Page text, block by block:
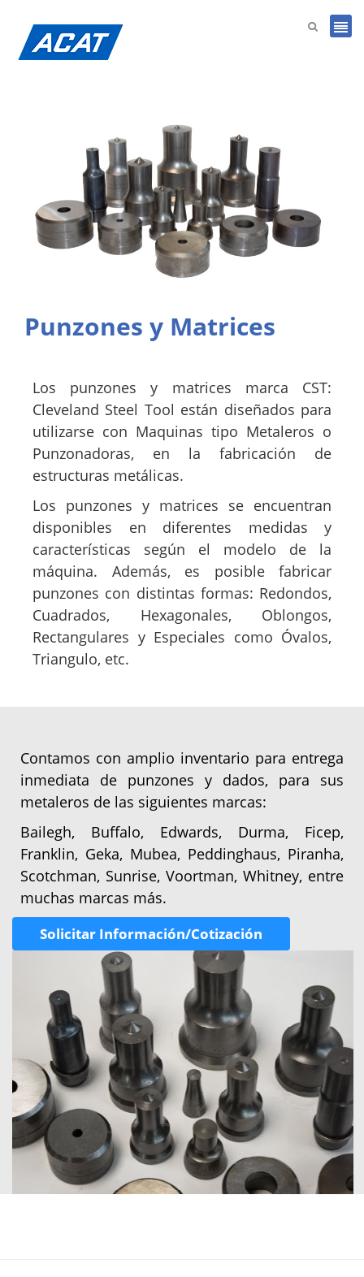
Punzones y Matrices
Los punzones y matrices marca CST:
Cleveland Steel Tool están diseñados para
utilizarse con Maquinas tipo Metaleros o
Punzonadoras, en la fabricación de
estructuras metálicas.
Los punzones y matrices se encuentran
disponibles en diferentes medidas y
características según el modelo de la
máquina. Además, es posible fabricar
punzones con distintas formas: Redondos,
Cuadrados, Hexagonales, Oblongos,
Rectangulares y Especiales como Óvalos,
Triangulo, etc.
Contamos con amplio inventario para entrega
inmediata de punzones y dados, para sus
metaleros de las siguientes marcas:
Bailegh, Buffalo, Edwards, Durma, Ficep,
Franklin, Geka, Mubea, Peddinghaus, Piranha,
Scotchman, Sunrise, Voortman, Whitney, entre
muchas marcas más.
Solicitar Información/Cotización